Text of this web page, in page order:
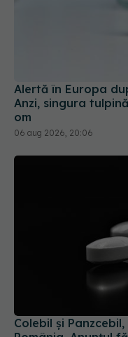
Alertă în Europa
Anzi, singura
Colebil și
România. Anunțul